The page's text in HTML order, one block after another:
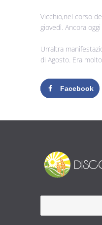
Vicchio,nel corso
giovedì. Ancora
Un’altra
di Agosto. Era
Facebook